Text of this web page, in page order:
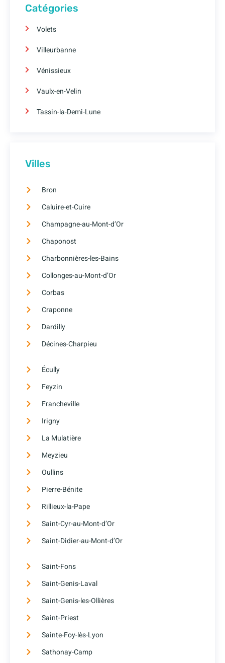
Catégories
Volets
Villeurbanne
Vénissieux
Vaulx-en-Velin
Tassin-la-Demi-Lune
Villes
Bron
Caluire-et-Cuire
Champagne-au-Mont-d’Or
Chaponost
Charbonnières-les-Bains
Collonges-au-Mont-d’Or
Corbas
Craponne
Dardilly
Décines-Charpieu
Écully
Feyzin
Francheville
Irigny
La Mulatière
Meyzieu
Oullins
Pierre-Bénite
Rillieux-la-Pape
Saint-Cyr-au-Mont-d’Or
Saint-Didier-au-Mont-d’Or
Saint-Fons
Saint-Genis-Laval
Saint-Genis-les-Ollières
Saint-Priest
Sainte-Foy-lès-Lyon
Sathonay-Camp